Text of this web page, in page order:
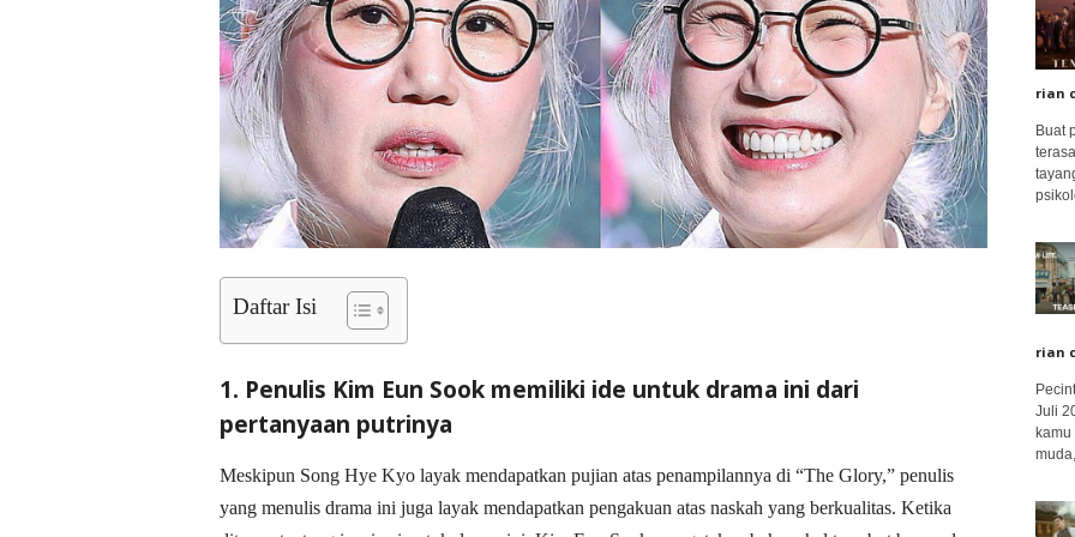
Daftar Isi
1. Penulis Kim Eun Sook memiliki ide untuk drama ini dari
pertanyaan putrinya
Meskipun Song Hye Kyo layak mendapatkan pujian atas penampilannya di “The Glory,” penulis
yang menulis drama ini juga layak mendapatkan pengakuan atas naskah yang berkualitas. Ketika
rian
Buat
rian
Juli